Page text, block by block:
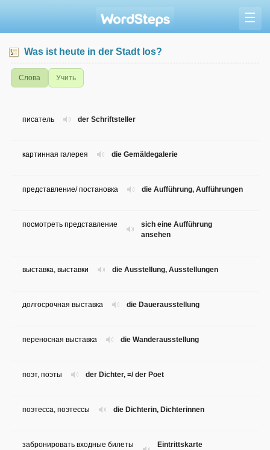
☰
Was ist heute in der Stadt los?
Слова Учить
der Schriftsteller
писатель
die Gemäldegalerie
картинная галерея
die Aufführung, Aufführungen
представление/ постановка
sich eine Aufführung
ansehen
посмотреть представление
die Ausstellung, Ausstellungen
выставка, выставки
die Dauerausstellung
долгосрочная выставка
die Wanderausstellung
переносная выставка
der Dichter, =/ der Poet
поэт, поэты
die Dichterin, Dichterinnen
поэтесса, поэтессы
Eintrittskarte
забронировать входные билеты